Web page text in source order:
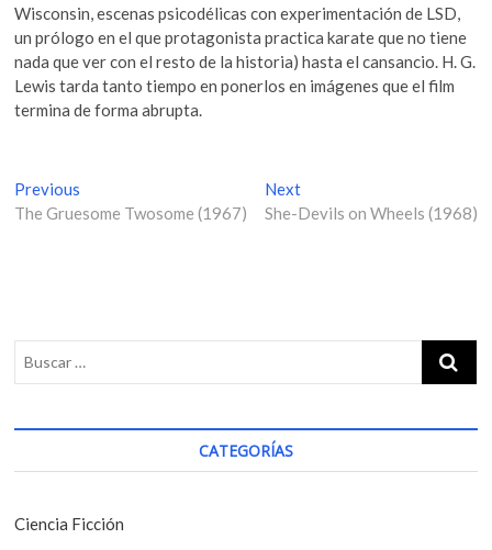
Wisconsin, escenas psicodélicas con experimentación de LSD,
un prólogo en el que protagonista practica karate que no tiene
nada que ver con el resto de la historia) hasta el cansancio. H. G.
Lewis tarda tanto tiempo en ponerlos en imágenes que el film
termina de forma abrupta.
N
a
g
a
i
ó
n
Previous
r
p
s
:
The Gruesome Twosome (1967)
NextN
e
:
She-Devils on Wheels (1968)
CATEGORÍAS
Ciencia Ficción